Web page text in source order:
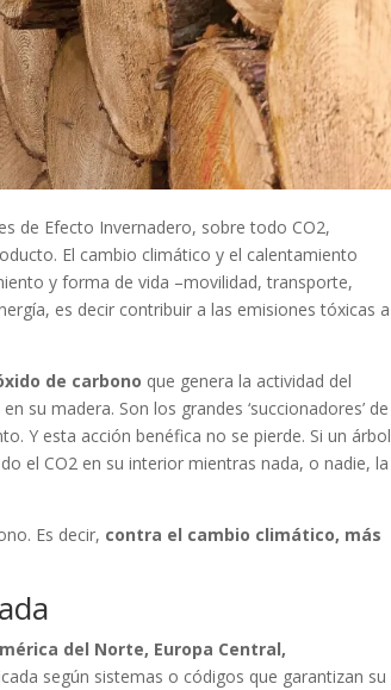
de Efecto Invernadero, sobre todo CO2,
El cambio climático y el calentamiento
y forma de vida –movilidad, transporte,
es decir contribuir a las emisiones tóxicas a
de carbono que genera la actividad del
su madera. Son los grandes ‘succionadores’ de
Y esta acción benéfica no se pierde. Si un árbol
el CO2 en su interior mientras nada, o nadie, la
Es decir, contra el cambio climático, más
del Norte, Europa Central,
según sistemas o códigos que garantizan su